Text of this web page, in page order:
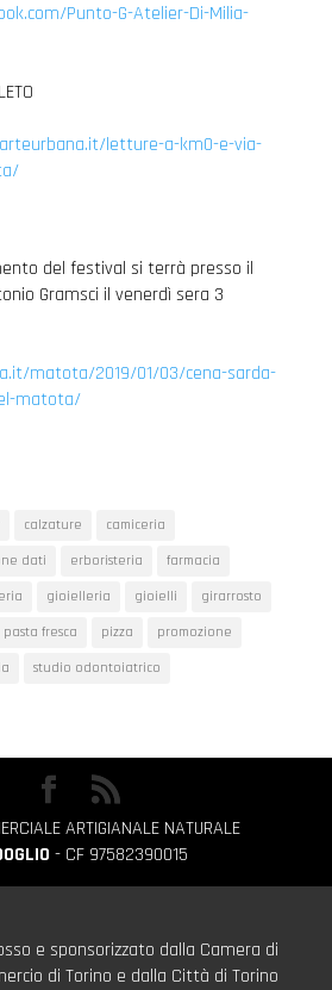
Punto-G-Atelier-Di-Milia-
letture-a-km0-e-via-
del festival si terrà presso il
Gramsci il venerdì sera 3
matota/2019/01/03/cena-sarda-
matota/
calzature
camiceria
dati
erboristeria
farmacia
gioielleria gioielli
girarrosto
pasta fresca pizza
promozione
studio odontoiatrico
ARTIGIANALE NATURALE
- CF 97582390015
e sponsorizzato dalla Camera di
di Torino e dalla Città di Torino